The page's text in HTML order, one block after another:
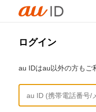
ログイン
au IDはau以外の方もご